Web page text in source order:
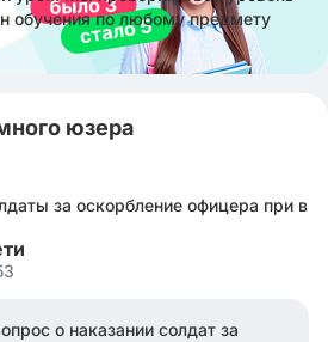
обучения по любому предмету
юзера
за оскорбление офицера при в
о наказании солдат за